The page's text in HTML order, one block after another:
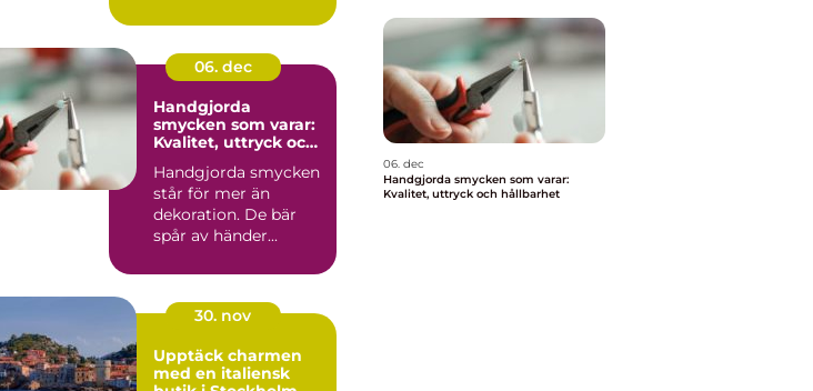
06. dec
Handgjorda
smycken som varar:
Kvalitet, uttryck och
Handgjorda smycken
står för mer än
dekoration. De bär
spår av händer...
30. nov
Upptäck charmen
med en italiensk
06. dec
Handgjorda smycken som varar:
Kvalitet, uttryck och hållbarhet